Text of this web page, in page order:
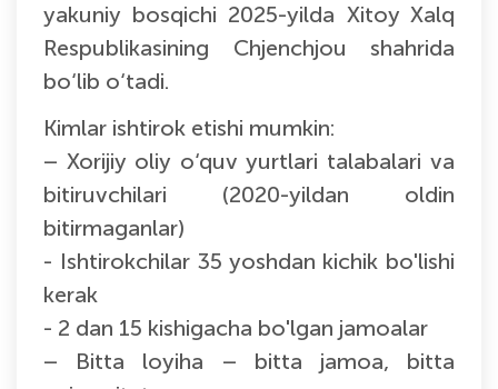
yakuniy bosqichi 2025-yilda Xitoy Xalq
Respublikasining Chjenchjou shahrida
bo‘lib o‘tadi.
Kimlar ishtirok etishi mumkin:
– Xorijiy oliy o‘quv yurtlari talabalari va
bitiruvchilari (2020-yildan oldin
bitirmaganlar)
- Ishtirokchilar 35 yoshdan kichik bo'lishi
kerak
- 2 dan 15 kishigacha bo'lgan jamoalar
– Bitta loyiha – bitta jamoa, bitta